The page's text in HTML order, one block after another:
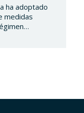
ha adoptado
medidas